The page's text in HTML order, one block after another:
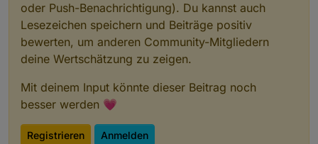
oder Push-Benachrichtigung). Du kannst auch
Lesezeichen speichern und Beiträge positiv
bewerten, um anderen Community-Mitgliedern
deine Wertschätzung zu zeigen.
Mit deinem Input könnte dieser Beitrag noch
besser werden 💗
Registrieren Anmelden